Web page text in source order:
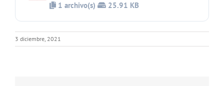
1 archivo(s) 25.91 KB
3 diciembre, 2021